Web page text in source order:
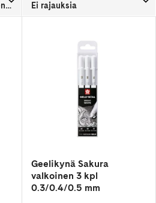
Suomalaisen suositukset ensin Ei rajauksia
Geelikynä Sakura
valkoinen 3 kpl
0.3/0.4/0.5 mm